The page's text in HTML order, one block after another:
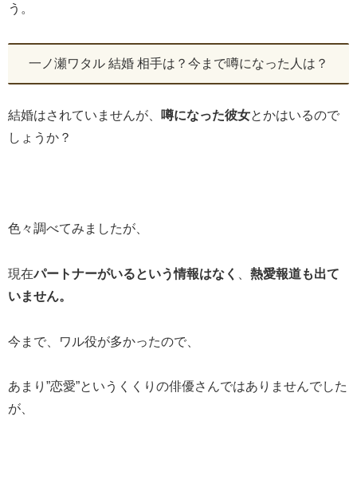
う。
一ノ瀬ワタル 結婚 相手は？今まで噂になった人は？
結婚はされていませんが、 噂になった彼女とかはいるので
しょうか？
色々調べてみましたが、
現在パートナーがいるという情報はなく
熱愛報道も出て
いません。
今まで、ワル役が多かったので、
あまり”恋愛”というくくりの俳優さんではありませんでした
が、